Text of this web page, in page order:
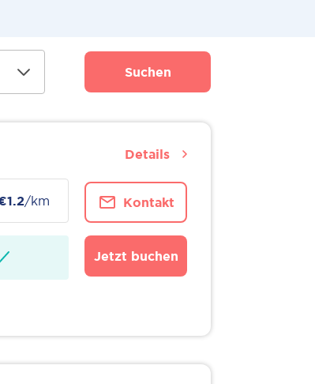
Suchen
/km Kontakt
Jetzt buchen
Details